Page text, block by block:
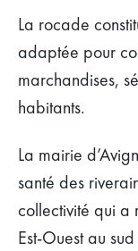
La rocade
adaptée pour
marchandises,
habitants.
La mairie
santé des
collectivité qui a
Est-Ouest au